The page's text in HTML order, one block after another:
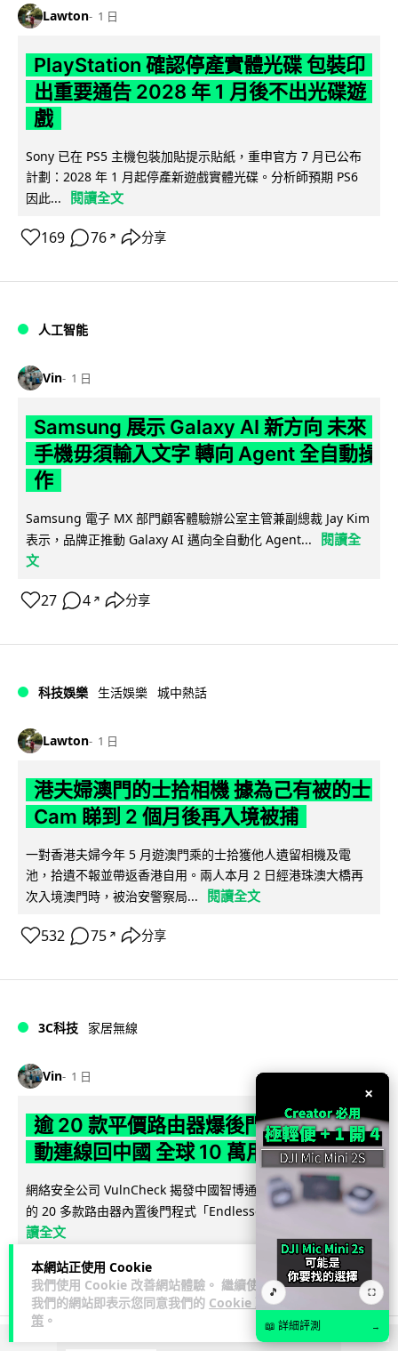
本網站正使用 Cookie
我們使用 Cookie 改善網站體驗。 繼續使用
我們的網站即表示您同意我們的 Cookie 政
策 。
Lawton 1 日
PlayStation 確認停產實體光碟 包裝印
出重要通告 2028 年 1 月後不出光碟遊
戲
Sony 已在 PS5 主機包裝加貼提示貼紙，重申官方 7 月已公布
計劃：2028 年 1 月起停產新遊戲實體光碟。分析師預期 PS6
因此...
閱讀全文
169 76 ↗ 分享
人工智能
Vin 1 日
Samsung 展示 Galaxy AI 新方向 未來
手機毋須輸入文字 轉向 Agent 全自動操
作
Samsung 電子 MX 部門顧客體驗辦公室主管兼副總裁 Jay Kim
表示，品牌正推動 Galaxy AI 邁向全自動化 Agent...
閱讀全
文
27 4 ↗ 分享
科技娛樂 生活娛樂 城中熱話
Lawton 1 日
港夫婦澳門的士拾相機 據為己有被的士
Cam 睇到 2 個月後再入境被捕
一對香港夫婦今年 5 月遊澳門乘的士拾獲他人遺留相機及電
池，拾遺不報並帶返香港自用。兩人本月 2 日經港珠澳大橋再
次入境澳門時，被治安警察局...
閱讀全文
532 75 ↗ 分享
3C科技 家居無線
Vin 1 日
逾 20 款平價路由器爆後門 每 35 秒自
動連線回中國 全球 10 萬用家私隱堪憂
網絡安全公司 VulnCheck 揭發中國智博通電子（Zbtlink）生產
的 20 多款路由器內置後門程式「Endlessdoors」（無盡...
閱
讀全文
964 221↗ 分享
×
🎵 ⛶
📖 詳細評測 →